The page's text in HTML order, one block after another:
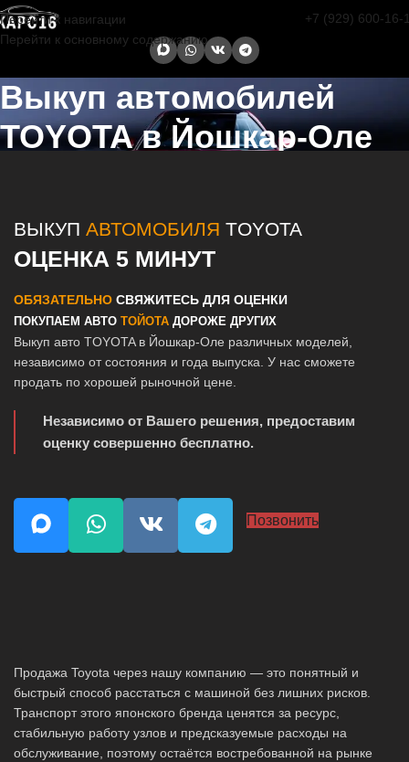
Перейти к навигации
Перейти к основному содержанию
+7 (929) 600-16-
Выкуп автомобилей
TOYOTA в Йошкар-Оле
ВЫКУП АВТОМОБИЛЯ TOYOTA
ОЦЕНКА 5 МИНУТ
ОБЯЗАТЕЛЬНО СВЯЖИТЕСЬ ДЛЯ ОЦЕНКИ
ПОКУПАЕМ АВТО ТОЙОТА ДОРОЖЕ ДРУГИХ
Выкуп авто TOYOTA в Йошкар-Оле различных моделей,
независимо от состояния и года выпуска. У нас сможете
продать по хорошей рыночной цене.
Независимо от Вашего решения, предоставим
оценку совершенно бесплатно.
Позвонить
Продажа Toyota через нашу компанию — это понятный и
быстрый способ расстаться с машиной без лишних рисков.
Транспорт этого японского бренда ценятся за ресурс,
стабильную работу узлов и предсказуемые расходы на
обслуживание, поэтому остаётся востребованной на рынке